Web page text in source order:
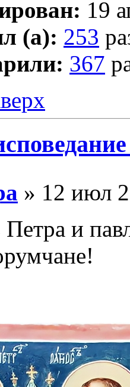
19
(а): 253
367
» 12 июл
Петра и